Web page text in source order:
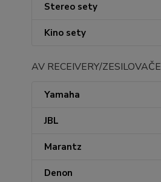
Stereo sety
Kino sety
AV RECEIVERY/ZESILOVAČE
Yamaha
JBL
Marantz
Denon